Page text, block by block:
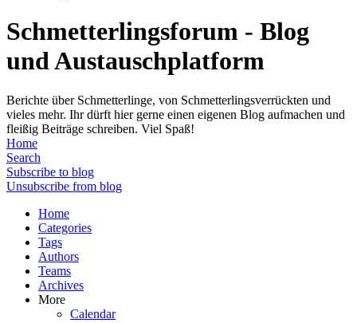
Schmetterlingsforum - Blog
und Austauschplatform
Berichte über Schmetterlinge, von Schmetterlingsverrückten und
vieles mehr. Ihr dürft hier gerne einen eigenen Blog aufmachen und
fleißig Beiträge schreiben. Viel Spaß!
Home
Search
Subscribe to blog
Unsubscribe from blog
Home
Categories
Tags
Authors
Teams
Archives
More
Calendar